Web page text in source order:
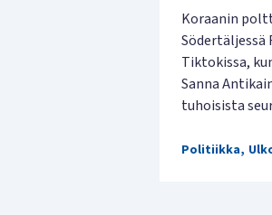
Koraanin
Södertäljessä
Tiktokissa,
Sanna
tuhoisista
Politiikka,